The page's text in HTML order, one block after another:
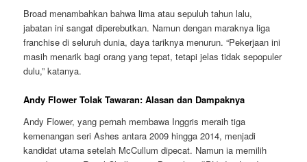
Broad menambahkan bahwa lima atau sepuluh tahun lalu,
jabatan ini sangat diperebutkan. Namun dengan maraknya liga
franchise di seluruh dunia, daya tariknya menurun. “Pekerjaan ini
masih menarik bagi orang yang tepat, tetapi jelas tidak sepopuler
dulu,” katanya.
Andy Flower Tolak Tawaran: Alasan dan Dampaknya
Andy Flower, yang pernah membawa Inggris meraih tiga
kemenangan seri Ashes antara 2009 hingga 2014, menjadi
kandidat utama setelah McCullum dipecat. Namun ia memilih